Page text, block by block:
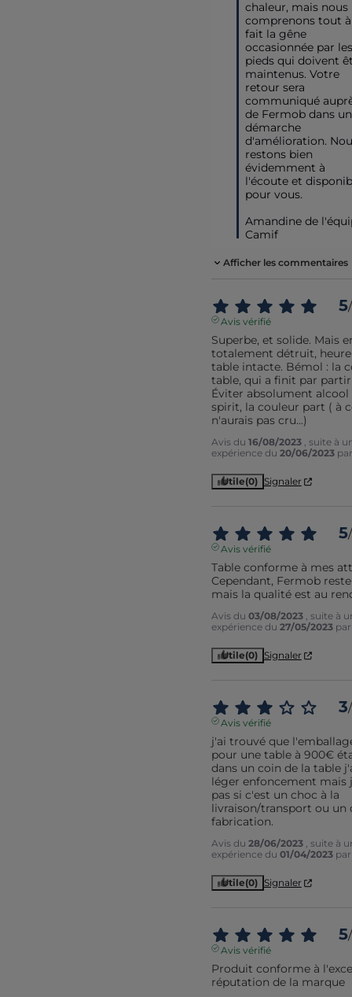
chaleur, mais nous
comprenons tout à
fait la gêne
occasionnée par les
pieds qui doivent
maintenus. Votre
retour sera
communiqué
de Fermob dans
démarche
d'amélioration.
restons bien
évidemment à
l'écoute et
pour vous.
Amandine de
Camif
Afficher les commentaires
5/
Avis vérifié
Superbe, et solide. Mais
totalement détruit,
table intacte. Bémol : la
table, qui a finit par partir
Éviter absolument
spirit, la couleur part ( à
n'aurais pas cru...)
Avis du 16/08/2023 , suite à
expérience du 20/06/2023
Utile(0) Signaler
5/
Avis vérifié
Table conforme à mes
Cependant, Fermob
mais la qualité est au
Avis du 03/08/2023 , suite à
expérience du 27/05/2023
Utile(0) Signaler
3/
Avis vérifié
j'ai trouvé que
pour une table à 900€
dans un coin de la table
léger enfoncement mais
pas si c'est un choc à la
livraison/transport ou un
fabrication.
Avis du 28/06/2023 , suite à
expérience du 01/04/2023
Utile(0) Signaler
5/
Avis vérifié
Produit conforme à
réputation de la marque